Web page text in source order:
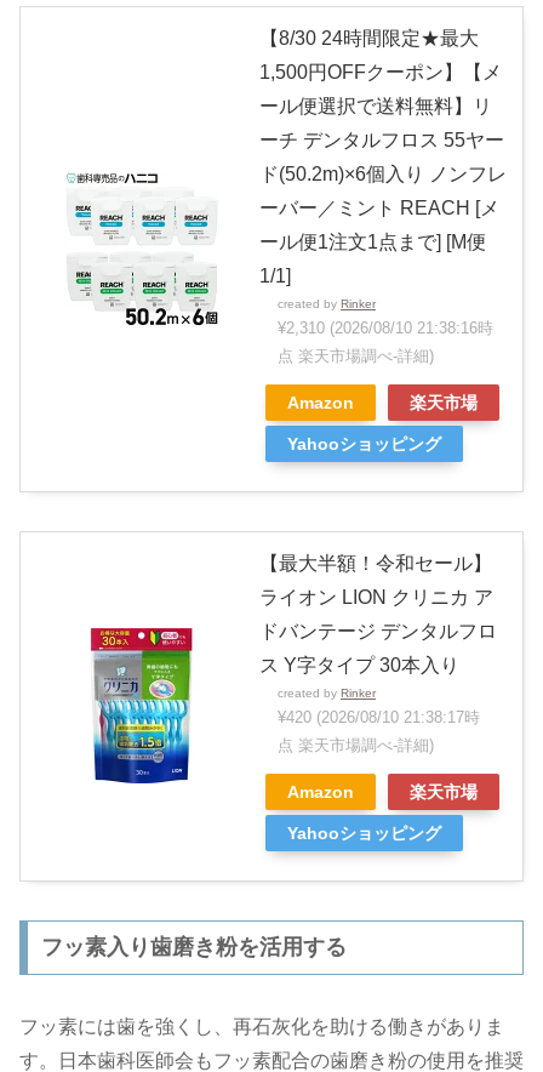
【8/30 24時間限定★最大
1,500円OFFクーポン】【メ
ール便選択で送料無料】リ
ーチ デンタルフロス 55ヤー
ド(50.2m)×6個入り ノンフレ
ーバー／ミント REACH [メ
ール便1注文1点まで] [M便
1/1]
created by Rinker
¥2,310 (2026/08/10 21:38:16時
点 楽天市場調べ-詳細)
Amazon 楽天市場
Yahooショッピング
【最大半額！令和セール】
ライオン LION クリニカ ア
ドバンテージ デンタルフロ
ス Y字タイプ 30本入り
created by Rinker
¥420 (2026/08/10 21:38:17時
点 楽天市場調べ-詳細)
Amazon 楽天市場
Yahooショッピング
フッ素入り歯磨き粉を活用する
フッ素には歯を強くし、再石灰化を助ける働きがありま
す。日本歯科医師会もフッ素配合の歯磨き粉の使用を推奨